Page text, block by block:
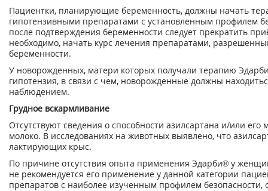
Пациентки, планирующие беременность, должны начать
гипотензивными препаратами с установленным профилем
после подтверждения беременности следует прекратить
необходимо, начать курс лечения препаратами,
беременности.
У новорожденных, матери которых получали терапию
гипотензия, в связи с чем, новорожденные должны
наблюдением.
Грудное вскармливание
Отсутствуют сведения о способности азилсартана и/или его
молоко. В исследованиях на животных выявлено, что
лактирующих крыс.
По причине отсутствия опыта применения Эдарби® у
не рекомендуется его применение у данной категории
препаратов с наиболее изученным профилем безопасности,